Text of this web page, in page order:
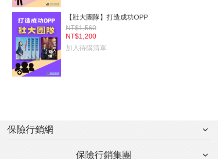
【壯大團隊】打造成功OPP
NT$1,560
NT$1,200
加入待購清單
保險行銷網
保險行銷集團